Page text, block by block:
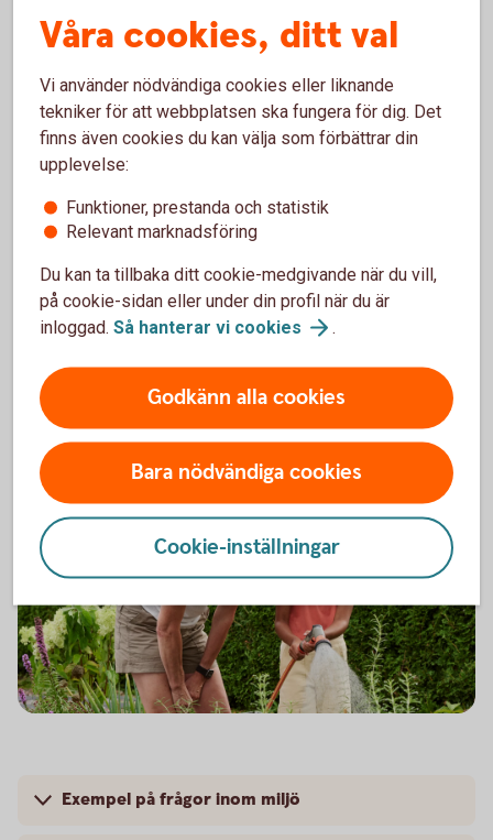
Vad gör en finansiell produkt hållbar?
Frågor till dig kring hållbarhet?
För att kunna hjälpa dig att få ett hållbart sparande ställer vi
annat vad du har för önskemål och krav på hållbarhet i
produkterna – dina hållbarhetspreferenser. Du får möjlighet
att bestämma hur stor del av investeringen som ska vara
hållbar, enligt till exempel taxonomin.
Finansiella produkter som undviker negativa
konsekvenser
Exempel på frågor inom miljö
Våra cookies, ditt val
Vi använder nödvändiga cookies eller liknande
tekniker för att webbplatsen ska fungera för dig. Det
finns även cookies du kan välja som förbättrar din
upplevelse:
Funktioner, prestanda och statistik
Relevant marknadsföring
Du kan ta tillbaka ditt cookie-medgivande när du vill,
på cookie-sidan eller under din profil när du är
inloggad. Så hanterar vi cookies .
Godkänn alla cookies
Bara nödvändiga cookies
Cookie-inställningar